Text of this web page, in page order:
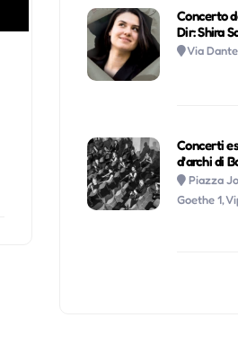
Concerto
Dir: Shira
Via
Concerti
d'archi di
Piazza
Goethe 1,